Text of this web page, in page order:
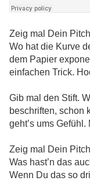
Zeig mal Dein
Wo hat die Kurve
dem Papier
einfachen Trick.
Gib mal den Stift.
beschriften, schon
geht’s ums
Zeig mal Dein
Was hast’n das
Wenn Du das so